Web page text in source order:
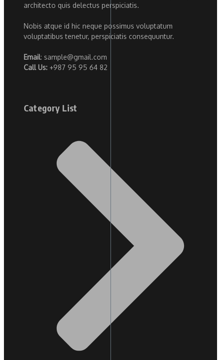
architecto quis delectus perspiciatis.
Nobis atque id hic neque possimus voluptatum
voluptatibus tenetur, perspiciatis consequuntur.
Email: sample@gmail.com
Call Us: +987 95 95 64 82
Category List